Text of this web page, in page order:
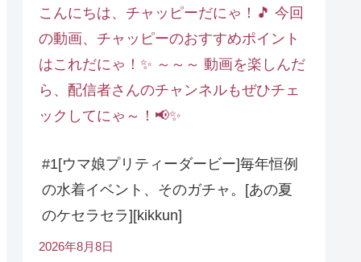
こんにちは、チャッピーだにゃ！🎵 今回
の動画、チャッピーのおすすめポイント
はこれだにゃ！✨ ～～～ 動画を楽しんだ
ら、配信者さんのチャンネルもぜひチェ
ックしてにゃ～！📢✨
#1[ウマ娘プリティーダービー]毎年恒例
の水着イベント、そのガチャ。[あの夏
のケセラセラ][kikkun]
2026年8月8日